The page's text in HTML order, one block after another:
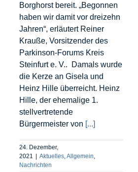
Borghorst bereit. „Begonnen
haben wir damit vor dreizehn
Jahren“, erläutert Reiner
Krauße, Vorsitzender des
Parkinson-Forums Kreis
Steinfurt e. V.. Damals wurde
die Kerze an Gisela und
Heinz Hille überreicht. Heinz
Hille, der ehemalige 1.
stellvertretende
Bürgermeister von [...]
24. Dezember,
2021
| Aktuelles Allgemein
Nachrichten